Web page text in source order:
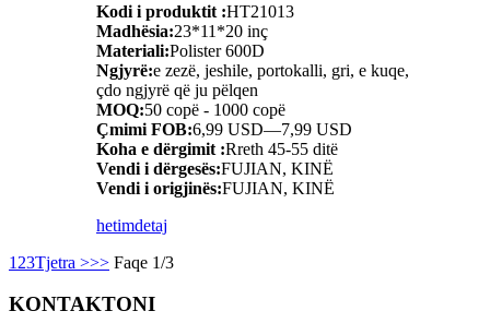
Kodi i produktit :HT21013
Madhësia:23*11*20 inç
Materiali:Polister 600D
Ngjyrë:e zezë, jeshile, portokalli, gri, e kuqe,
çdo ngjyrë që ju pëlqen
MOQ:50 copë - 1000 copë
Çmimi FOB:6,99 USD—7,99 USD
Koha e dërgimit :Rreth 45-55 ditë
Vendi i dërgesës:FUJIAN, KINË
Vendi i origjinës:FUJIAN, KINË
hetimdetaj
1 23Tjetra >>> Faqe 1/3
KONTAKTONI